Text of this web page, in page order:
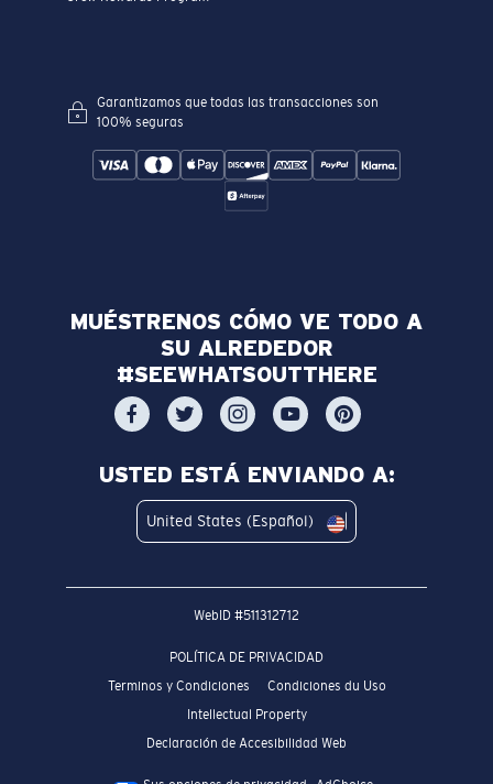
Garantizamos que todas las transacciones son
100% seguras
MUÉSTRENOS CÓMO VE TODO A
SU ALREDEDOR
#SEEWHATSOUTTHERE
USTED ESTÁ ENVIANDO A:
United States (Español)
WebID #511312712
POLÍTICA DE PRIVACIDAD
Terminos y Condiciones
Condiciones du Uso
Intellectual Property
Declaración de Accesibilidad Web